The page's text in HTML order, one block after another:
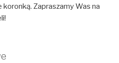
Zapraszamy Was na